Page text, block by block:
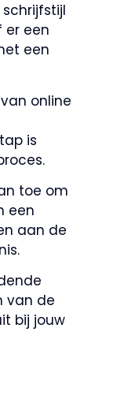
er een
een
online
is
toe om
een
aan de
van de
bij jouw